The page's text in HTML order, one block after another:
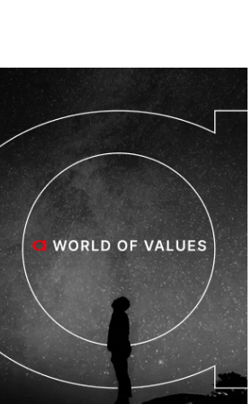
réduire sa consommation
01.07
Aldi Studio lance sa
première collection capsule
inspirée de ses codes
visuels
01.07
Cafom annonce
des résultats semestriels en
hausse, portés par le e-
commerce
30.06
La Sportiva affiche
une croissance solide en
2025